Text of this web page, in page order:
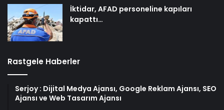
İktidar, AFAD personeline kapıları
kapattı…
Rastgele Haberler
Serjoy : Dijital Medya Ajansı, Google Reklam Ajansı, SEO
Ajansı ve Web Tasarım Ajansı